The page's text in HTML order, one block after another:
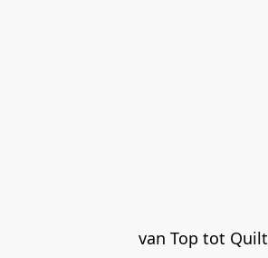
van Top tot Quilt